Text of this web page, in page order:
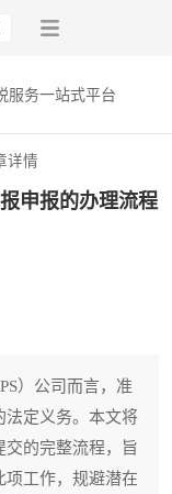
服务一站式平台
详情
申报的办理流程
）公司而言，准
法定义务。本文将
交的完整流程，旨
项工作，规避潜在